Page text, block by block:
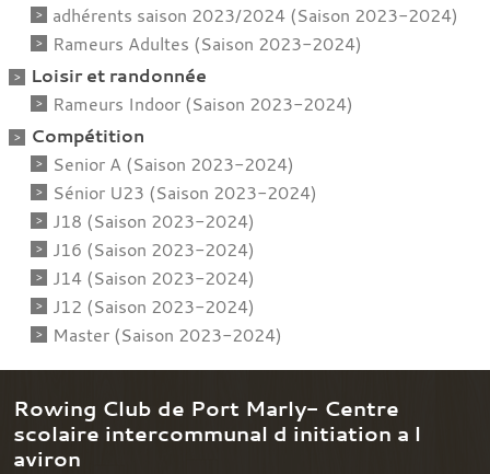
adhérents saison 2023/2024 (Saison 2023-2024)
Rameurs Adultes (Saison 2023-2024)
Loisir et randonnée
Rameurs Indoor (Saison 2023-2024)
Compétition
Senior A (Saison 2023-2024)
Sénior U23 (Saison 2023-2024)
J18 (Saison 2023-2024)
J16 (Saison 2023-2024)
J14 (Saison 2023-2024)
J12 (Saison 2023-2024)
Master (Saison 2023-2024)
Rowing Club de Port Marly- Centre
scolaire intercommunal d initiation a l
aviron